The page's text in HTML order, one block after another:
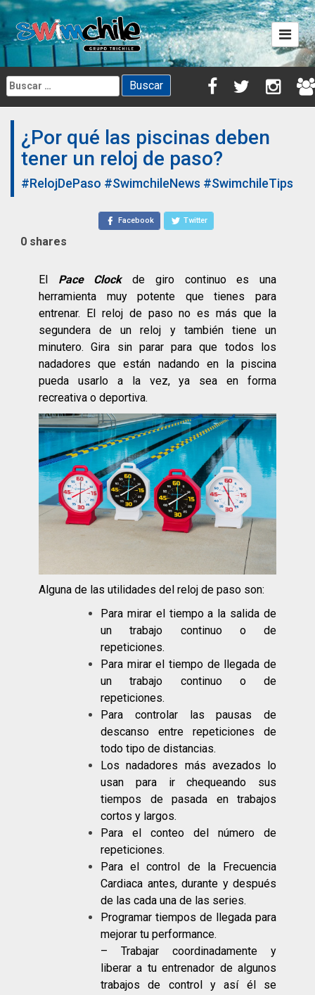
Skip
content
Buscar:
¿Por qué las piscinas deben
tener un reloj de paso?
#RelojDePaso #SwimchileNews #SwimchileTips
Facebook Twitter
0 shares
El Pace Clockde giro continuo es una
herramienta muy potente que tienes para
entrenar. El reloj de paso no es más que la
segundera de un reloj y también tiene un
minutero. Gira sin parar para que todos los
nadadores que están nadando en la piscina
pueda usarlo a la vez, ya sea en forma
recreativa o deportiva.
Alguna de las utilidades del reloj de paso son:
Para mirar el tiempo a la salida de
un trabajo continuo o de
repeticiones.
Para mirar el tiempo de llegada de
un trabajo continuo o de
repeticiones.
Para controlar las pausas de
descanso entre repeticiones de
todo tipo de distancias.
Los nadadores más avezados lo
usan para ir chequeando sus
tiempos de pasada en trabajos
cortos y largos.
Para el conteo del número de
repeticiones.
Para el control de la Frecuencia
Cardiaca antes, durante y después
de las cada una de las series.
Programar tiempos de llegada para
mejorar tu performance.
– Trabajar coordinadamente y
liberar a tu entrenador de algunos
trabajos de control y así él se